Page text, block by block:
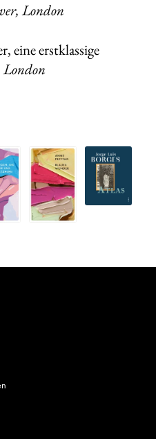
London
eine erstklassige
London